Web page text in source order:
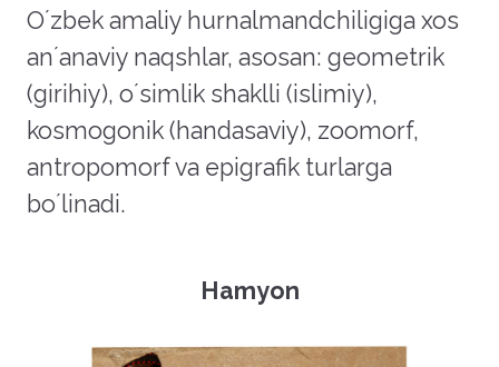
Oʼzbek amaliy hurnalmandchiligiga xos
anʼanaviy naqshlar, asosan: geometrik
(girihiy), oʼsimlik shaklli (islimiy),
kosmogonik (handasaviy), zoomorf,
antropomorf va epigrafik turlarga
boʼlinadi.
Hamyon